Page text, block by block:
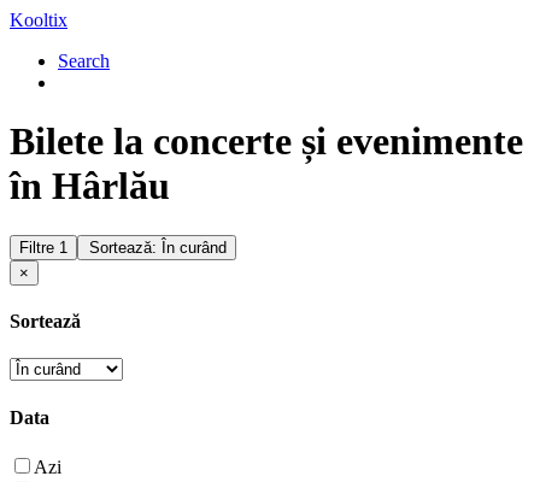
Kooltix
Search
Bilete la concerte și evenimente
în Hârlău
Filtre 1
Sortează: În curând
×
Sortează
Data
Azi